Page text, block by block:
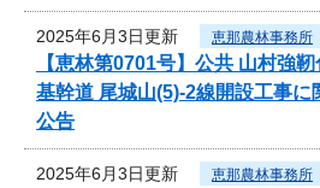
2025年6月3日更新 恵那農林事務所
【恵林第0701号】公共 山村強
基幹道 尾城山(5)-2線開設工事に
公告
2025年6月3日更新 恵那農林事務所